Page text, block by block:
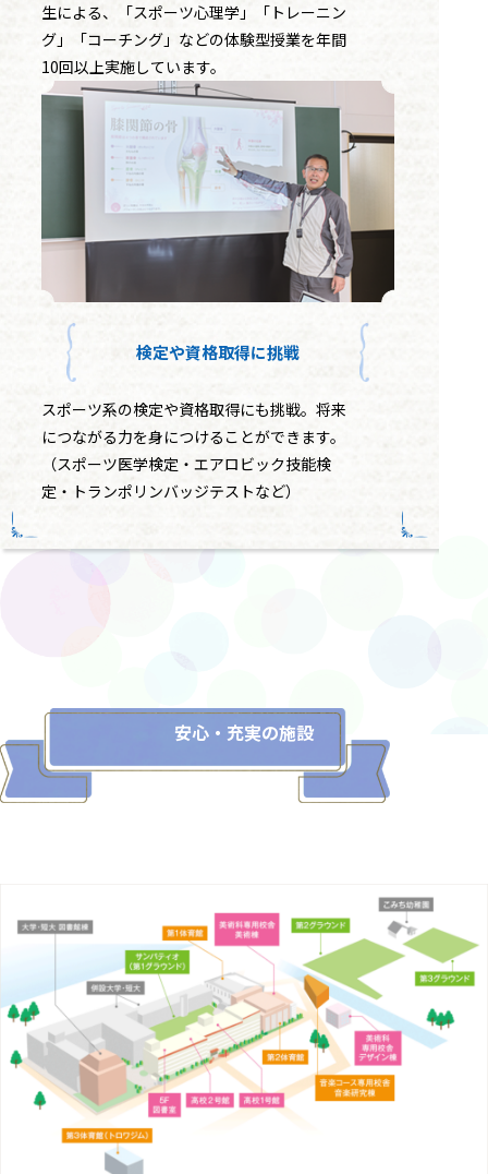
生による、「スポーツ心理学」「トレーニン
グ」「コーチング」などの体験型授業を年間
10回以上実施しています。
検定や資格取得に挑戦
スポーツ系の検定や資格取得にも挑戦。将来
につながる力を身につけることができます。
（スポーツ医学検定・エアロビック技能検
定・トランポリンバッジテストなど）
安心・充実の施設